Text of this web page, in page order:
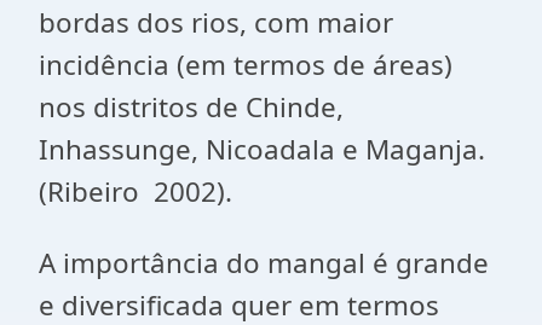
bordas dos rios, com maior
incidência (em termos de áreas)
nos distritos de Chinde,
Inhassunge, Nicoadala e Maganja.
(Ribeiro 2002).
A importância do mangal é grande
e diversificada quer em termos